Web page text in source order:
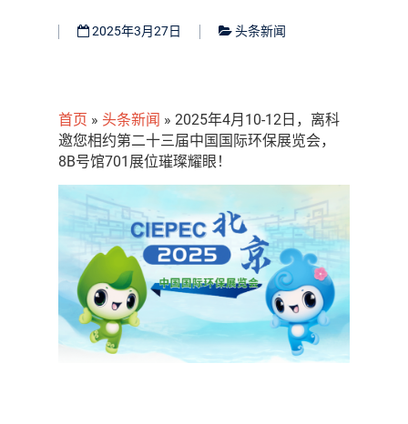
2025年3月27日 头条新闻
首页 » 头条新闻 » 2025年4月10-12日，离科
邀您相约第二十三届中国国际环保展览会，
8B号馆701展位璀璨耀眼！